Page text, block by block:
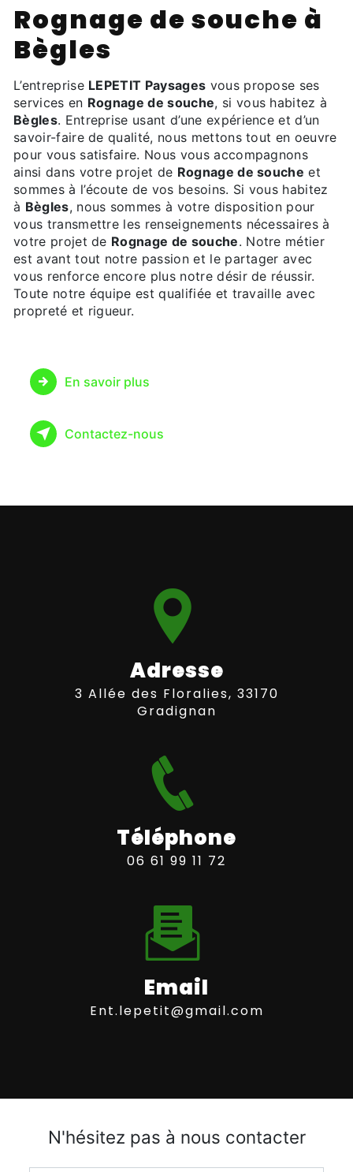
Rognage de souche à
Bègles
L’entreprise LEPETIT Paysages vous propose ses
services en Rognage de souche, si vous habitez à
Bègles. Entreprise usant d’une expérience et d’un
savoir-faire de qualité, nous mettons tout en oeuvre
pour vous satisfaire. Nous vous accompagnons
ainsi dans votre projet de Rognage de souche et
sommes à l’écoute de vos besoins. Si vous habitez
à Bègles, nous sommes à votre disposition pour
vous transmettre les renseignements nécessaires à
votre projet de Rognage de souche. Notre métier
est avant tout notre passion et le partager avec
vous renforce encore plus notre désir de réussir.
Toute notre équipe est qualifiée et travaille avec
propreté et rigueur.
En savoir plus
Contactez-nous
Adresse
3 Allée des Floralies, 33170
Gradignan
Téléphone
06 61 99 11 72
Email
ent.lepetit@gmail.com
N'hésitez pas à nous contacter